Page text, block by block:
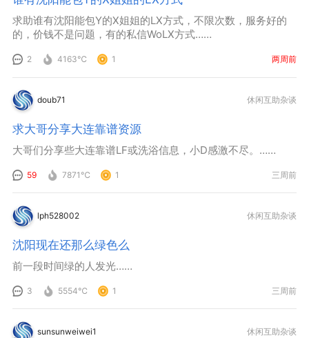
求助谁有沈阳能包Y的X姐姐的LX方式，不限次数，服务好的
的，价钱不是问题，有的私信WoLX方式……
2 4163℃ 1 两周前
doub71 休闲互助杂谈
求大哥分享大连靠谱资源
大哥们分享些大连靠谱LF或洗浴信息，小D感激不尽。……
59 7871℃ 1 三周前
lph528002 休闲互助杂谈
沈阳现在还那么绿色么
前一段时间绿的人发光……
3 5554℃ 1 三周前
sunsunweiwei1 休闲互助杂谈